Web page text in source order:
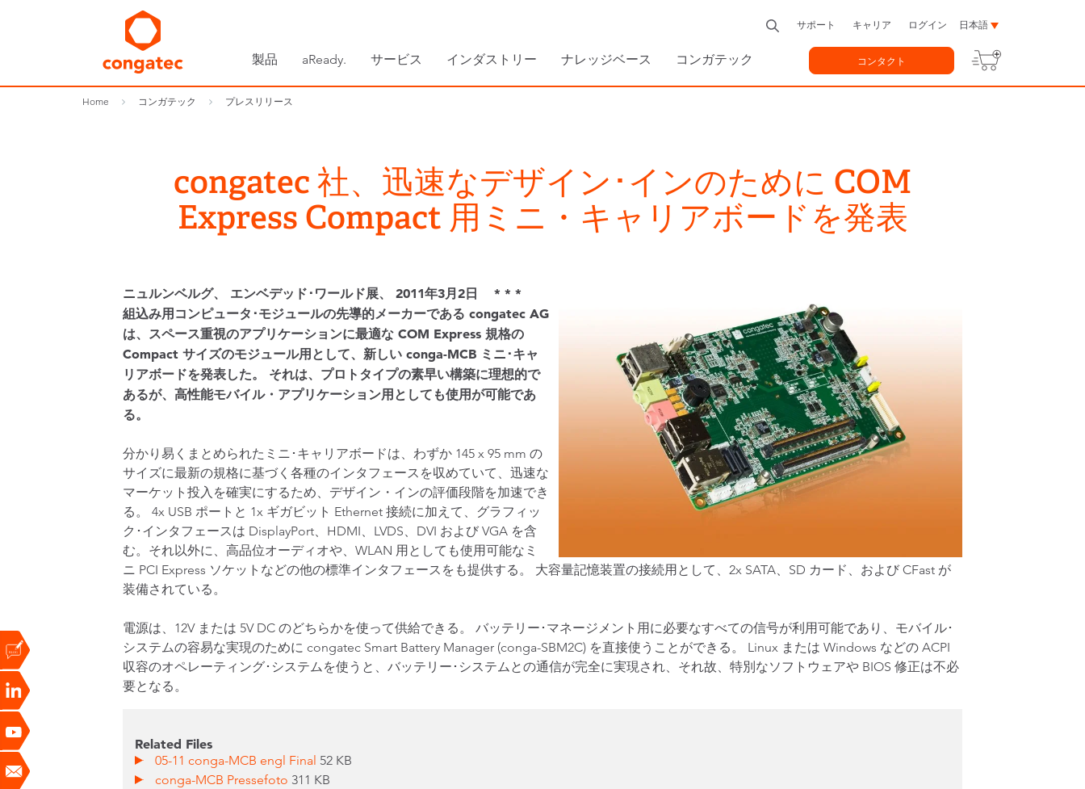
製品 aReady. サービス インダストリー ナレッジベース コンガテック
サポート キャリア ログイン 日本語
コンタクト
Home コンガテック プレスリリース
congatec 社、迅速なデザイン･インのために COM
Express Compact 用ミニ・キャリアボードを発表
ニュルンベルグ、 エンベデッド･ワールド展、 2011年3月2日 * * *
組込み用コンピュータ･モジュールの先導的メーカーである congatec AG
は、スペース重視のアプリケーションに最適な COM Express 規格の
Compact サイズのモジュール用として、新しい conga-MCB ミニ･キャ
リアボードを発表した。 それは、プロトタイプの素早い構築に理想的で
あるが、高性能モバイル・アプリケーション用としても使用が可能であ
る。
分かり易くまとめられたミニ･キャリアボードは、わずか 145 x 95 mm の
サイズに最新の規格に基づく各種のインタフェースを収めていて、迅速な
マーケット投入を確実にするため、デザイン・インの評価段階を加速でき
る。 4x USB ポートと 1x ギガビット Ethernet 接続に加えて、グラフィッ
ク･インタフェースは DisplayPort、HDMI、LVDS、DVI および VGA を含
む。それ以外に、高品位オーディオや、WLAN 用としても使用可能なミ
ニ PCI Express ソケットなどの他の標準インタフェースをも提供する。 大容量記憶装置の接続用として、2x SATA、SD カード、および CFast が
装備されている。
電源は、12V または 5V DC のどちらかを使って供給できる。 バッテリー･マネージメント用に必要なすべての信号が利用可能であり、モバイル･
システムの容易な実現のために congatec Smart Battery Manager (conga-SBM2C) を直接使うことができる。 Linux または Windows などの ACPI
収容のオペレーティング･システムを使うと、バッテリー･システムとの通信が完全に実現され、それ故、特別なソフトウェアや BIOS 修正は不必
要となる。
Related Files
05-11 conga-MCB engl Final 52 KB
conga-MCB Pressefoto 311 KB